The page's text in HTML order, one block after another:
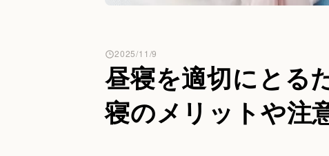
昼寝を適切にとる
寝のメリットや注
2025/11/9